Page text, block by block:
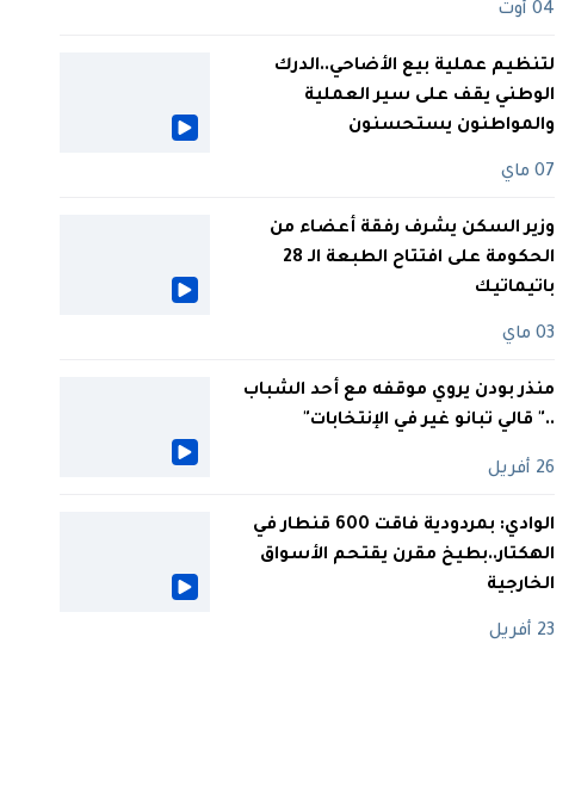
04 أوت
لتنظيم عملية بيع الأضاحي..الدرك
الوطني يقف على سير العملية
والمواطنون يستحسنون
07 ماي
وزير السكن يشرف رفقة أعضاء من
الحكومة على افتتاح الطبعة الـ 28
باتيماتيك
03 ماي
منذر بودن يروي موقفه مع أحد الشباب
.." قالي تبانو غير في الإنتخابات"
26 أفريل
الوادي: بمردودية فاقت 600 قنطار في
الهكتار..بطيخ مقرن يقتحم الأسواق
الخارجية
23 أفريل